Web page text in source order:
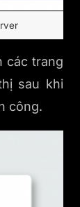
các trang
sau khi
công.